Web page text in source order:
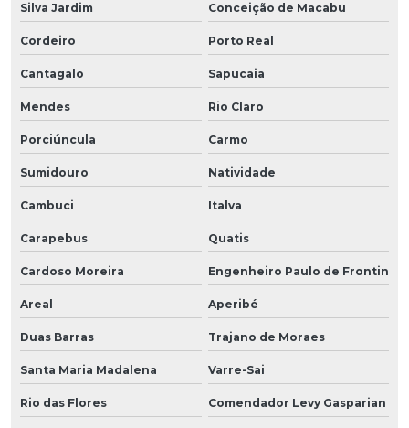
Silva Jardim Conceição de Macabu
Cordeiro Porto Real
Cantagalo Sapucaia
Mendes Rio Claro
Porciúncula Carmo
Sumidouro Natividade
Cambuci Italva
Carapebus Quatis
Cardoso Moreira Engenheiro Paulo de Frontin
Areal Aperibé
Duas Barras Trajano de Moraes
Santa Maria Madalena Varre-Sai
Rio das Flores Comendador Levy Gasparian